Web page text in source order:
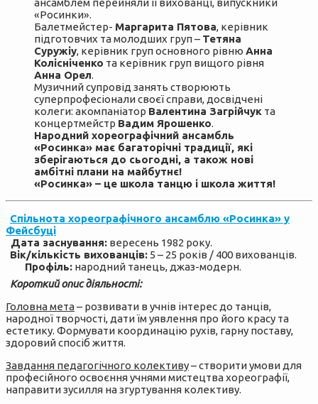
ансамблем перейняли її вихованці, випускники
«Росинки».
Балетмейстер- Маргарита Пятова, керівник
підготовчих та молодших груп – Тетяна
Суружіу, керівник груп основного рівню Анна
Колісніченко та керівник груп вищого рівня
Анна Орел.
Музичний супровід занять створюють
суперпрофесіонали своєї справи, досвідчені
колеги: акомпаніатор Валентина Загрійчук та
концертмейстр Вадим Ярошенко.
Народний хореографічний ансамбль
«Росинка» має багаторічні традиції, які
зберігаються до сьогодні, а також нові
амбітні плани на майбутнє!
«Росинка» – це школа танцю і школа життя!
Спільнота хореографічного ансамблю «Росинка» у
Фейсбуці
Дата заснування: вересень 1982 року.
Вік/кількість вихованців: 5 – 25 років / 400 вихованців.
Профіль: народний танець, джаз-модерн.
Короткий опис діяльності:
Головна мета– розвивати в учнів інтерес до танців,
народної творчості, дати їм уявлення про його красу та
естетику. Формувати координацію рухів, гарну поставу,
здоровий спосіб життя.
Завдання педагогічного колективу– створити умови для
професійного освоєння учнями мистецтва хореографії,
направити зусилля на згуртування колективу.